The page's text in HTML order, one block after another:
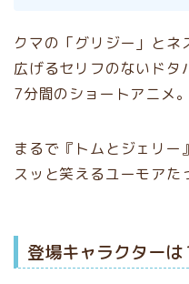
クマの「グリジー」とネ
広げるセリフのないドタ
7分間のショートアニメ。
まるで『トムとジェリー
スッと笑えるユーモアた
登場キャラクターは